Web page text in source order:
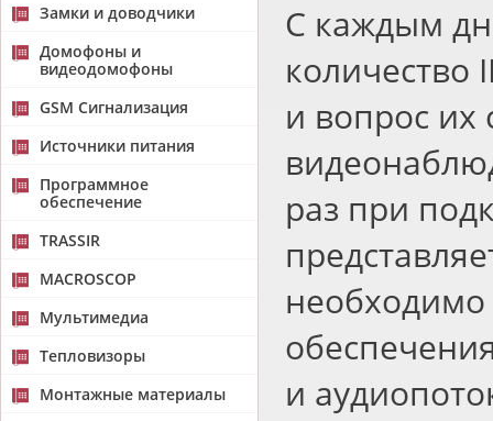
Замки и доводчики
Домофоны и
видеодомофоны
GSM Сигнализация
Источники питания
Программное
обеспечение
TRASSIR
MACROSCOP
Мультимедиа
Тепловизоры
Монтажные материалы
C каждым
количество
и вопрос
раз при
и